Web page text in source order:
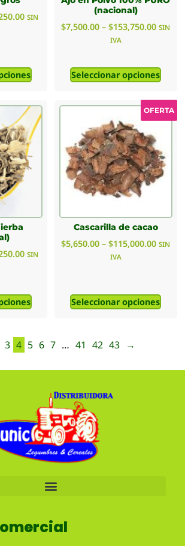
SIN
(nacional)
$7,500.00 – $153,750.00 SIN
IVA
Seleccionar opciones
SIN
OFERTA
Cascarilla de cacao
$5,650.00 – $115,000.00 SIN
IVA
Seleccionar opciones
3 4 5 6 7 … 41 42 43 →